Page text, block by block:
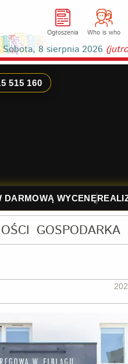
Ogłoszenia Who is who
Sobota, 8 sierpnia 2026
GOSPODARKA